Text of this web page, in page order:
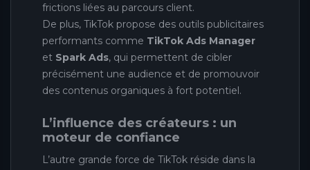
frictions liées au parcours client.
De plus, TikTok propose des outils publicitaires
performants comme TikTok Ads Manager
et Spark Ads, qui permettent de cibler
précisément une audience et de promouvoir
des contenus organiques à fort potentiel.
L’influence des créateurs : un
moteur de confiance
L’autre grande force de TikTok réside dans la